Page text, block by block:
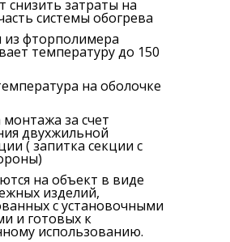
снизить затраты на
системы обогрева
из фторполимера
температуру до 150
на оболочке
за счет
двухжильной
( запитка секции с
на объект в виде
изделий,
с установочными
и готовых к
использованию.